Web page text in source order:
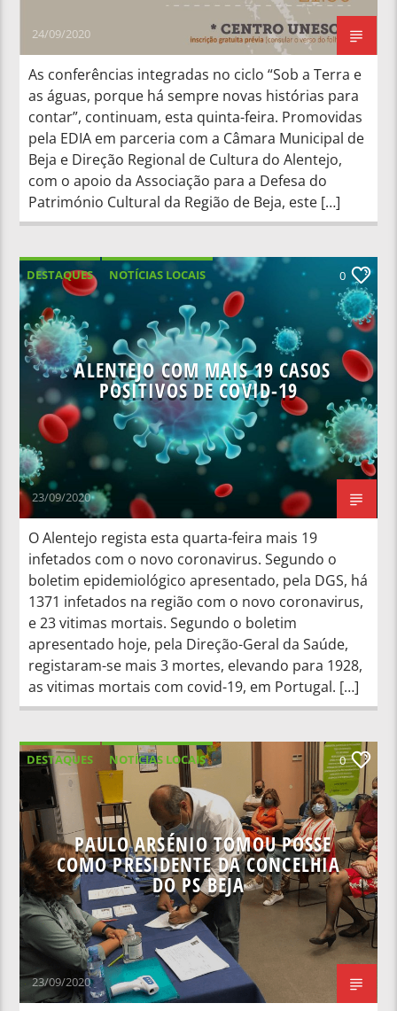
24/09/2020
As conferências integradas no ciclo “Sob a Terra e
as águas, porque há sempre novas histórias para
contar”, continuam, esta quinta-feira. Promovidas
pela EDIA em parceria com a Câmara Municipal de
Beja e Direção Regional de Cultura do Alentejo,
com o apoio da Associação para a Defesa do
Património Cultural da Região de Beja, este […]
DESTAQUES NOTÍCIAS LOCAIS 0
ALENTEJO COM MAIS 19 CASOS
POSITIVOS DE COVID-19
23/09/2020
O Alentejo regista esta quarta-feira mais 19
infetados com o novo coronavirus. Segundo o
boletim epidemiológico apresentado, pela DGS, há
1371 infetados na região com o novo coronavirus,
e 23 vitimas mortais. Segundo o boletim
apresentado hoje, pela Direção-Geral da Saúde,
registaram-se mais 3 mortes, elevando para 1928,
as vitimas mortais com covid-19, em Portugal. […]
DESTAQUES NOTÍCIAS LOCAIS 0
PAULO ARSÉNIO TOMOU POSSE
COMO PRESIDENTE DA CONCELHIA
DO PS BEJA
23/09/2020